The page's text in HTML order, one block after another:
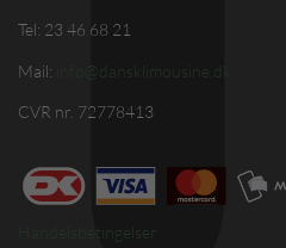
Tel: 23 46 68 21
Mail: info@dansklimousine.dk
CVR nr. 72778413
Handelsbetingelser